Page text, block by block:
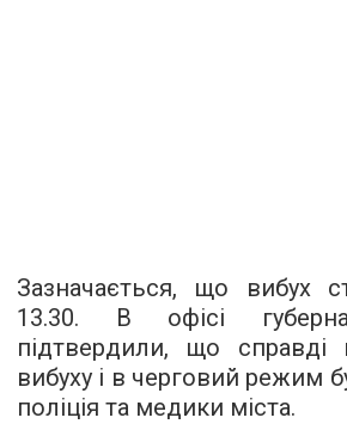
Зазначається, що вибух
13.30. В офісі
підтвердили, що справді
вибуху і в черговий режим
поліція та медики міста.